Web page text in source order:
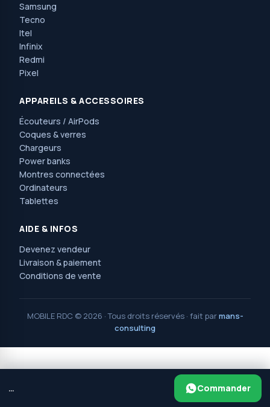
… Commander
Samsung
Tecno
Itel
Infinix
Redmi
Pixel
APPAREILS & ACCESSOIRES
Écouteurs / AirPods
Coques & verres
Chargeurs
Power banks
Montres connectées
Ordinateurs
Tablettes
AIDE & INFOS
Devenez vendeur
Livraison & paiement
Conditions de vente
MOBILE RDC © 2026 · Tous droits réservés · fait parmans-
consulting
MOBILE RDC 2025 PARMANS CONSULTING.
Avenue Nguma, 77, ma campagne, jolie parc,
ngaliema/kinshasa. Réf : l'église saint Luc et l'arrêt érosion.